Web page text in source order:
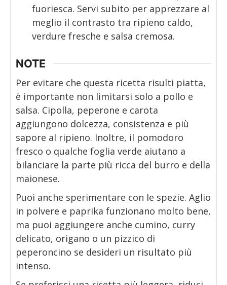
fuoriesca. Servi subito per apprezzare al
meglio il contrasto tra ripieno caldo,
verdure fresche e salsa cremosa.
NOTE
Per evitare che questa ricetta risulti piatta,
è importante non limitarsi solo a pollo e
salsa. Cipolla, peperone e carota
aggiungono dolcezza, consistenza e più
sapore al ripieno. Inoltre, il pomodoro
fresco o qualche foglia verde aiutano a
bilanciare la parte più ricca del burro e della
maionese.
Puoi anche sperimentare con le spezie. Aglio
in polvere e paprika funzionano molto bene,
ma puoi aggiungere anche cumino, curry
delicato, origano o un pizzico di
peperoncino se desideri un risultato più
intenso.